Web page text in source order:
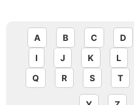
A B C D
I
J K L
Q
R S T